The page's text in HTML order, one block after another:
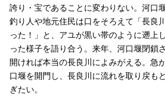
誇り・宝であることに変わりない。河口
釣り人や地元住民は口をそろえて「長良
った！」と、アユが黒い帯のように遡上
った様子を語り合う。来年、河口堰閉鎖
開ければ本当の長良川によみがえる。急
口堰を開門し、長良川に流れを取り戻も
ぎたい。